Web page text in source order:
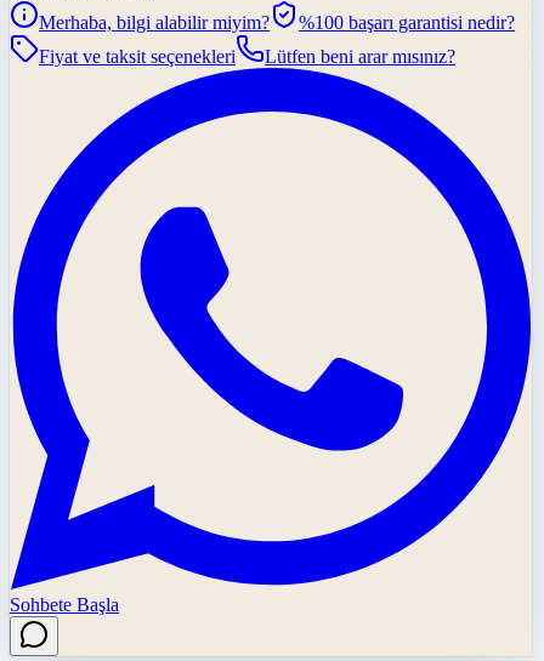
Merhaba, bilgi alabilir miyim?
%100 başarı garantisi nedir?
Fiyat ve taksit seçenekleri
Lütfen beni arar mısınız?
Sohbete Başla